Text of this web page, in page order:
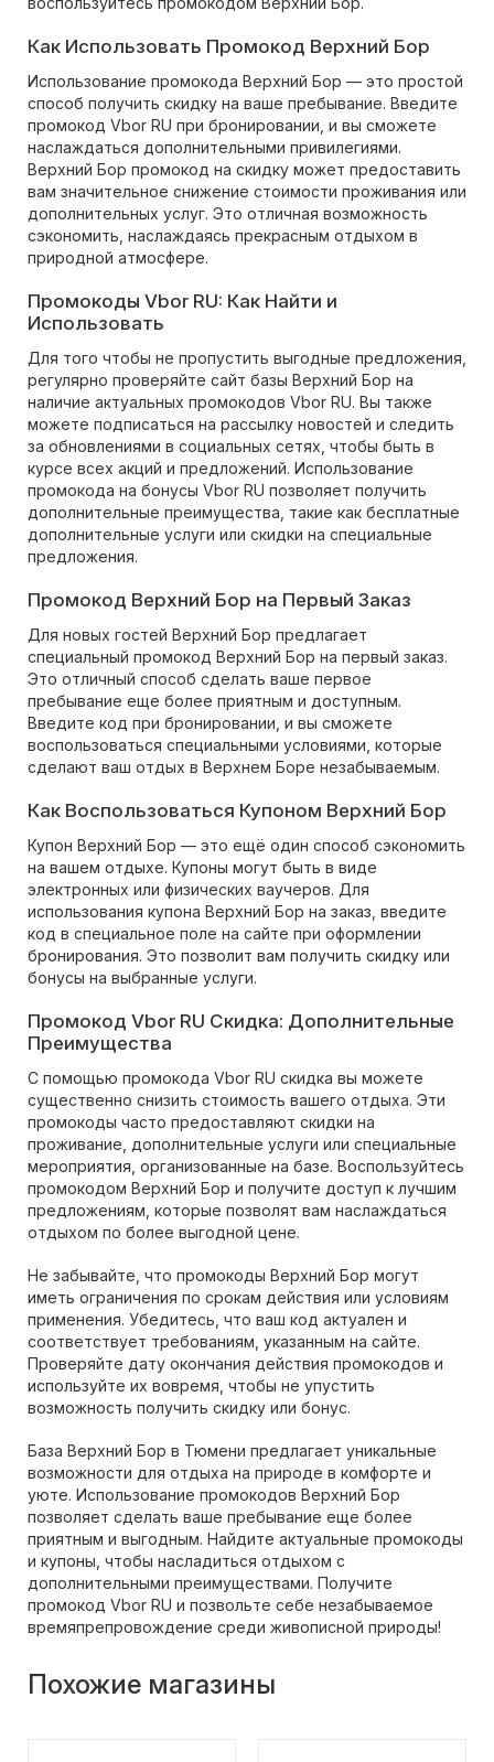
Как Использовать Промокод Верхний Бор
Использование промокода Верхний Бор — это простой
способ получить скидку на ваше пребывание. Введите
промокод Vbor RU при бронировании, и вы сможете
наслаждаться дополнительными привилегиями.
Верхний Бор промокод на скидку может предоставить
вам значительное снижение стоимости проживания или
дополнительных услуг. Это отличная возможность
сэкономить, наслаждаясь прекрасным отдыхом в
природной атмосфере.
Промокоды Vbor RU: Как Найти и
Использовать
Для того чтобы не пропустить выгодные предложения,
регулярно проверяйте сайт базы Верхний Бор на
наличие актуальных промокодов Vbor RU. Вы также
можете подписаться на рассылку новостей и следить
за обновлениями в социальных сетях, чтобы быть в
курсе всех акций и предложений. Использование
промокода на бонусы Vbor RU позволяет получить
дополнительные преимущества, такие как бесплатные
дополнительные услуги или скидки на специальные
предложения.
Промокод Верхний Бор на Первый Заказ
Для новых гостей Верхний Бор предлагает
специальный промокод Верхний Бор на первый заказ.
Это отличный способ сделать ваше первое
пребывание еще более приятным и доступным.
Введите код при бронировании, и вы сможете
воспользоваться специальными условиями, которые
сделают ваш отдых в Верхнем Боре незабываемым.
Как Воспользоваться Купоном Верхний Бор
Купон Верхний Бор — это ещё один способ сэкономить
на вашем отдыхе. Купоны могут быть в виде
электронных или физических ваучеров. Для
использования купона Верхний Бор на заказ, введите
код в специальное поле на сайте при оформлении
бронирования. Это позволит вам получить скидку или
бонусы на выбранные услуги.
Промокод Vbor RU Скидка: Дополнительные
Преимущества
С помощью промокода Vbor RU скидка вы можете
существенно снизить стоимость вашего отдыха. Эти
промокоды часто предоставляют скидки на
проживание, дополнительные услуги или специальные
мероприятия, организованные на базе. Воспользуйтесь
промокодом Верхний Бор и получите доступ к лучшим
предложениям, которые позволят вам наслаждаться
отдыхом по более выгодной цене.
Не забывайте, что промокоды Верхний Бор могут
иметь ограничения по срокам действия или условиям
применения. Убедитесь, что ваш код актуален и
соответствует требованиям, указанным на сайте.
Проверяйте дату окончания действия промокодов и
используйте их вовремя, чтобы не упустить
возможность получить скидку или бонус.
База Верхний Бор в Тюмени предлагает уникальные
возможности для отдыха на природе в комфорте и
уюте. Использование промокодов Верхний Бор
позволяет сделать ваше пребывание еще более
приятным и выгодным. Найдите актуальные промокоды
и купоны, чтобы насладиться отдыхом с
дополнительными преимуществами. Получите
промокод Vbor RU и позвольте себе незабываемое
времяпрепровождение среди живописной природы!
Похожие магазины